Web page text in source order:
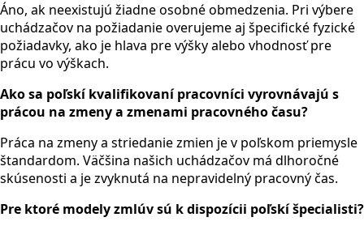
Áno, ak neexistujú žiadne osobné obmedzenia. Pri výbere
uchádzačov na požiadanie overujeme aj špecifické fyzické
požiadavky, ako je hlava pre výšky alebo vhodnosť pre
prácu vo výškach.
Ako sa poľskí kvalifikovaní pracovníci vyrovnávajú s
prácou na zmeny a zmenami pracovného času?
Práca na zmeny a striedanie zmien je v poľskom priemysle
štandardom. Väčšina našich uchádzačov má dlhoročné
skúsenosti a je zvyknutá na nepravidelný pracovný čas.
Pre ktoré modely zmlúv sú k dispozícii poľskí špecialisti?